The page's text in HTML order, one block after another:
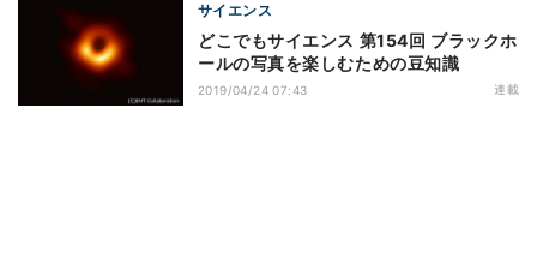
サイエンス
どこでもサイエンス 第154回 ブラックホ
ールの写真を楽しむための豆知識
2019/04/24 07:43 連載